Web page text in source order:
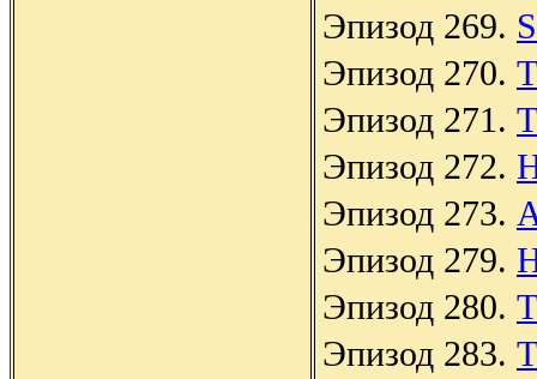
Эпизод 269.
Эпизод 270.
Эпизод 271.
Эпизод 272.
Эпизод 273.
Эпизод 279.
Эпизод 280.
Эпизод 283.